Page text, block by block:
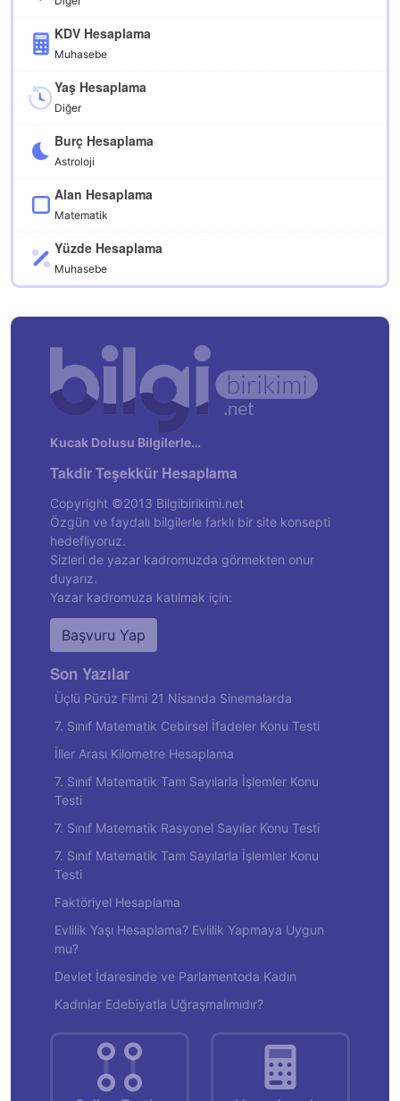
KDV Hesaplama
Muhasebe
Yaş Hesaplama
Diğer
Burç Hesaplama
Astroloji
Alan Hesaplama
Matematik
Yüzde Hesaplama
Muhasebe
Kucak Dolusu Bilgilerle…
Takdir Teşekkür Hesaplama
Copyright ©2013 Bilgibirikimi.net
Özgün ve faydalı bilgilerle farklı bir site konsepti
hedefliyoruz.
Sizleri de yazar kadromuzda görmekten onur
duyarız.
Yazar kadromuza katılmak için:
Başvuru Yap
Son Yazılar
Üçlü Pürüz Filmi 21 Nisanda Sinemalarda
7. Sınıf Matematik Cebirsel İfadeler Konu Testi
İller Arası Kilometre Hesaplama
7. Sınıf Matematik Tam Sayılarla İşlemler Konu
Testi
7. Sınıf Matematik Rasyonel Sayılar Konu Testi
7. Sınıf Matematik Tam Sayılarla İşlemler Konu
Testi
Faktöriyel Hesaplama
Evlilik Yaşı Hesaplama? Evlilik Yapmaya Uygun
mu?
Devlet İdaresinde ve Parlamentoda Kadın
Kadınlar Edebiyatla Uğraşmalımıdır?